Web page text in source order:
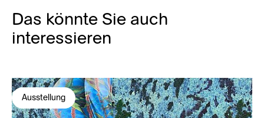
Das könnte Sie auch
interessieren
Ausstellung